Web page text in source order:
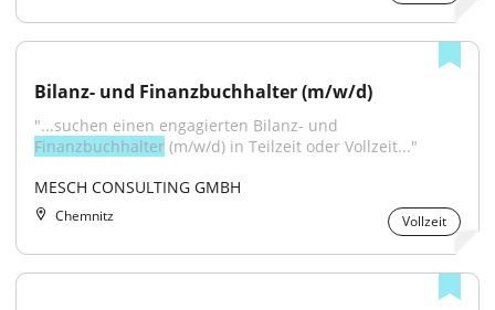
Bilanz- und Finanzbuchhalter (m/w/d)
Finanzbuchhalter (m/w/d) in Teilzeit oder Vollzeit..."
MESCH CONSULTING GMBH
Chemnitz Vollzeit